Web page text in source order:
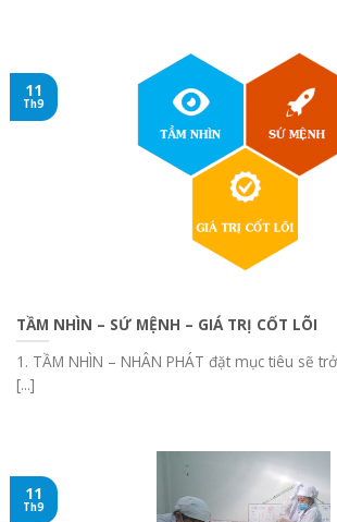
TẦM NHÌN – SỨ MỆNH – GIÁ TRỊ CỐT LÕI
1. TẦM NHÌN – NHÂN PHÁT đặt mục tiêu sẽ
[...]
11
Th9
11
Th9